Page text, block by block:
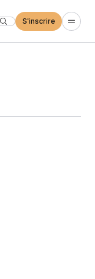
S'inscrire